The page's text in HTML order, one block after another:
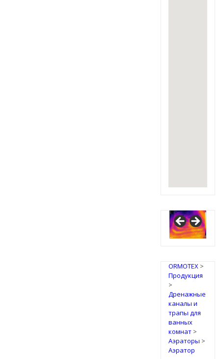
ORMOTEX>
Продукция
>
Дренажные
каналы и
трапы для
ванных
комнат>
Аэраторы >
Аэратор